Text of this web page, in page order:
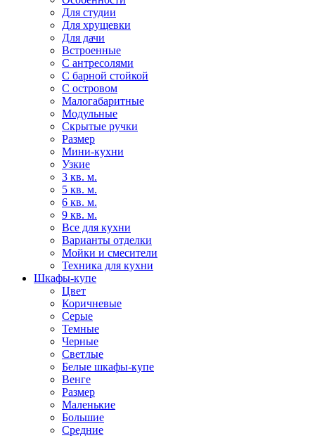
Для студии
Для хрущевки
Для дачи
Встроенные
С антресолями
С барной стойкой
С островом
Малогабаритные
Модульные
Скрытые ручки
Размер
Мини-кухни
Узкие
3 кв. м.
5 кв. м.
6 кв. м.
9 кв. м.
Все для кухни
Варианты отделки
Мойки и смесители
Техника для кухни
Шкафы-купе
Цвет
Коричневые
Серые
Темные
Черные
Светлые
Белые шкафы-купе
Венге
Размер
Маленькие
Большие
Средние